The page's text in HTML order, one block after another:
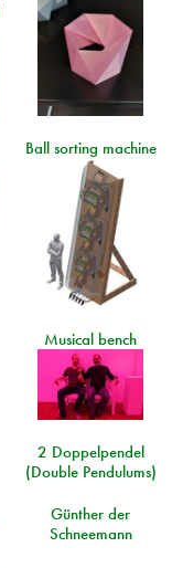
Ball sorting machine
Musical bench
2 Doppelpendel
(Double Pendulums)
Günther der
Schneemann